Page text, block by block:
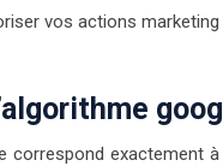
vos actions
correspond exactement